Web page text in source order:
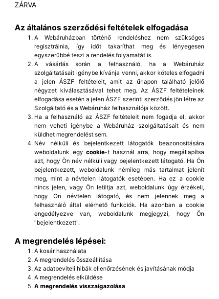
ZÁRVA
Az általános szerződési feltételek elfogadása
A Webáruházban történő rendeléshez nem szükséges
regisztrálnia, így időt takaríthat meg és lényegesen
egyszerűbbé teszi a rendelés folyamatát is.
A vásárlás során a felhasználó, ha a Webáruház
szolgáltatásait igénybe kívánja venni, akkor köteles elfogadni
a jelen ÁSZF feltételeit, amit az űrlapon található jelölő
négyzet kiválasztásával tehet meg. Az ÁSZF feltételeinek
elfogadása esetén a jelen ÁSZF szerinti szerződés jön létre az
Szolgáltató és a Webáruház felhasználója között.
Ha a felhasználó az ÁSZF feltételeit nem fogadja el, akkor
nem veheti igénybe a Webáruház szolgáltatásait és nem
küldhet megrendelést sem.
Név nélküli és bejelentkezett látogatók beazonosítására
weboldalunk egy cookie-t használ arra, hogy megállapítsa
azt, hogy Ön név nélküli vagy bejelentkezett látogató. Ha Ön
bejelentkezett, weboldalunk némileg más tartalmat jelenít
meg, mint a névtelen látogatók esetében. Ha ez a cookie
nincs jelen, vagy Ön letiltja azt, weboldalunk úgy érzékeli,
hogy Ön névtelen látogató, és nem jelennek meg a
felhasználó által elérhető funkciók. Ha azonban a cookie
engedélyezve van, weboldalunk megjegyzi, hogy Ön
"bejelentkezett".
A megrendelés lépései:
A kosár használata
A megrendelés összeállítása
Az adatbeviteli hibák ellenőrzésének és javításának módja
A megrendelés elküldése
A megrendelés visszaigazolása